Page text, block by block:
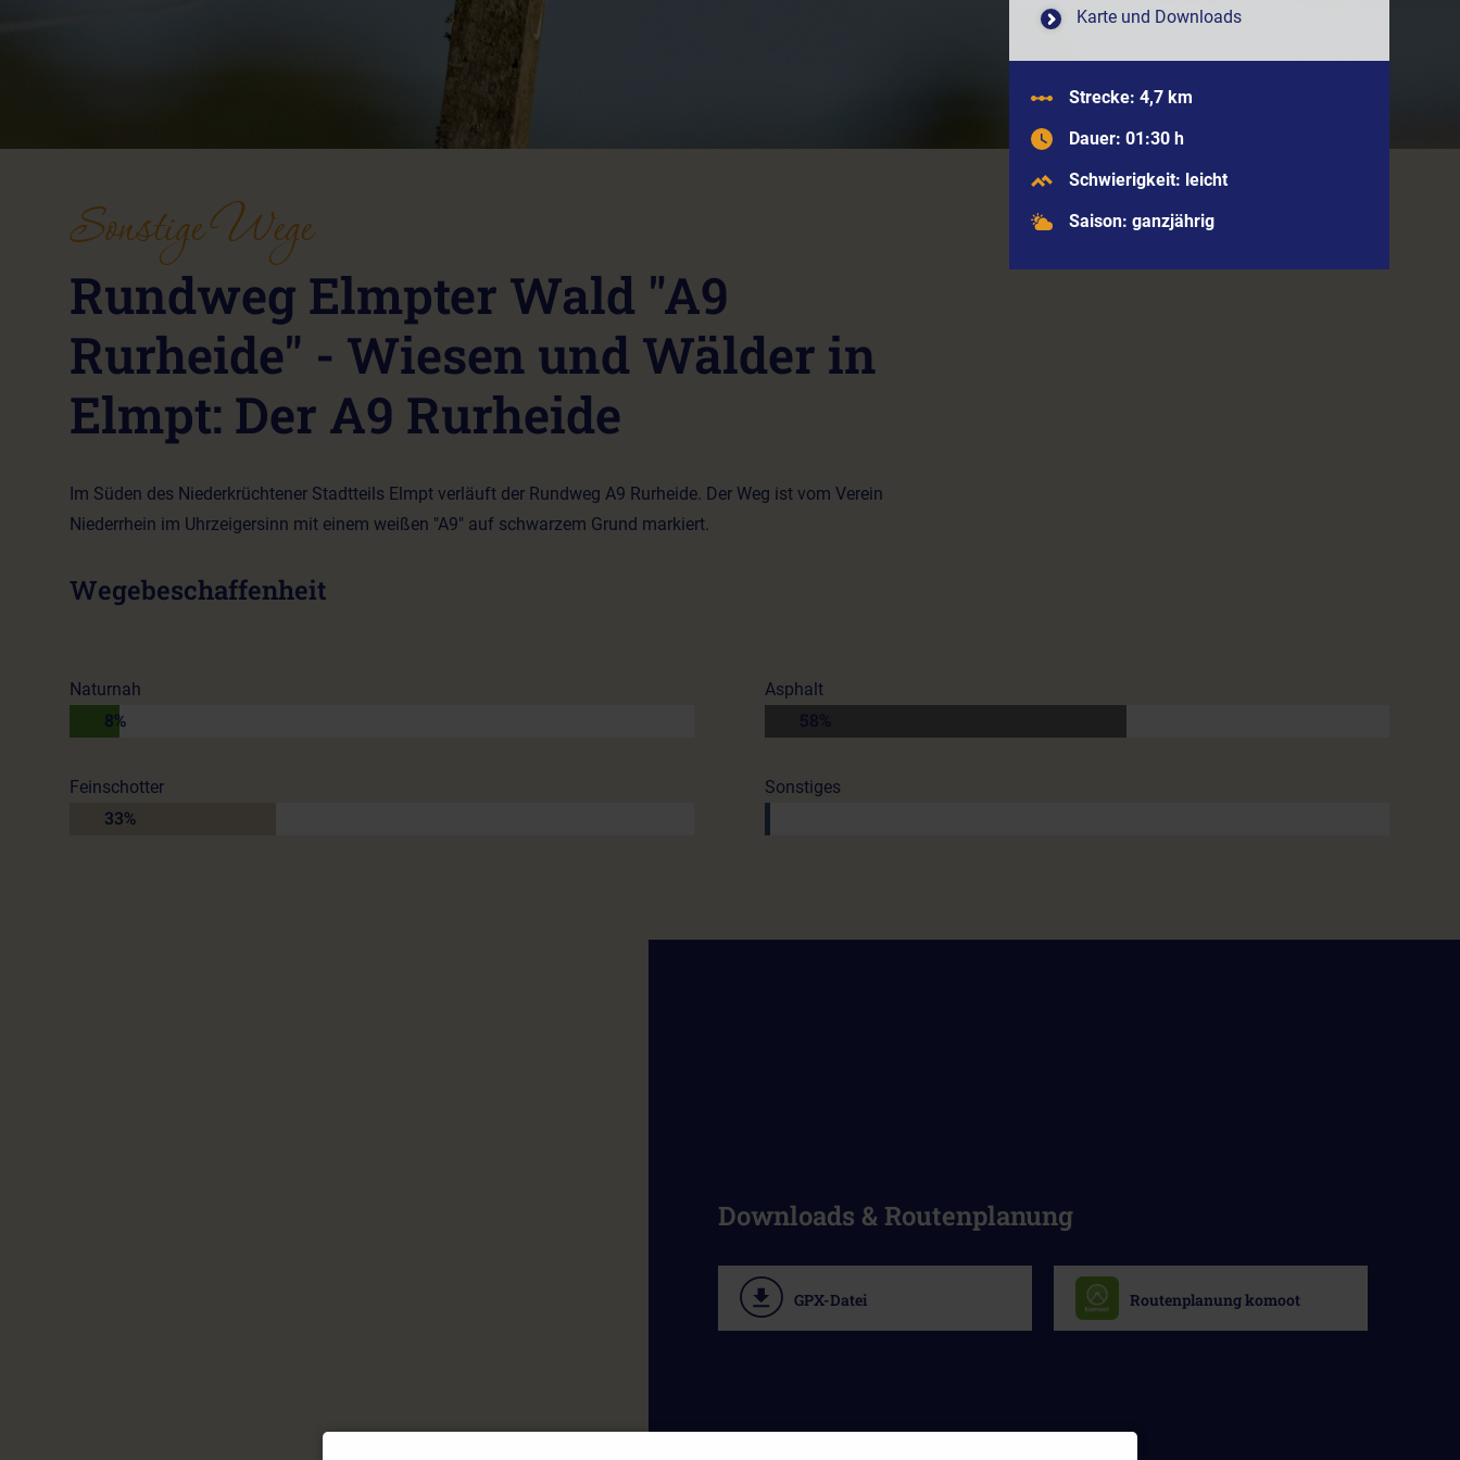
Sonstige Wege
Rundweg Elmpter Wald "A9
Rurheide" - Wiesen und Wälder in
Elmpt: Der A9 Rurheide
Im Süden des Niederkrüchtener Stadtteils Elmpt verläuft der Rundweg A9 Rurheide. Der Weg ist vom Verein
Niederrhein im Uhrzeigersinn mit einem weißen "A9" auf schwarzem Grund markiert.
Karte und Downloads
Strecke: 4,7 km
Dauer: 01:30 h
Schwierigkeit: leicht
Saison: ganzjährig
Wegebeschaffenheit
Naturnah
8%
Asphalt
Feinschotter
33%
Sonstiges
Downloads & Routenplanung
GPX-Datei Routenplanung komoot